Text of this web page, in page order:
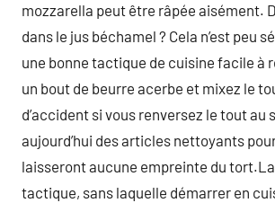
mozzarella peut être râpée aisément.
dans le jus béchamel ? Cela n’est peu
une bonne tactique de cuisine facile à
un bout de beurre acerbe et mixez le
d’accident si vous renversez le tout au
aujourd’hui des articles nettoyants
laisseront aucune empreinte du
tactique, sans laquelle démarrer en